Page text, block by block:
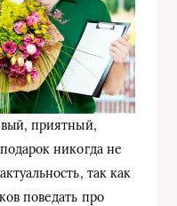
приятный,
никогда не
так как
поведать про